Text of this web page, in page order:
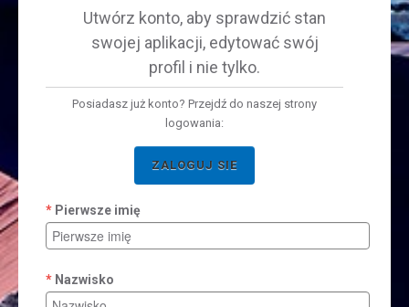
Utwórz konto, aby sprawdzić stan
swojej aplikacji, edytować swój
profil i nie tylko.
Posiadasz już konto? Przejdź do naszej strony
logowania:
ZALOGUJ SIE
Pierwsze imię
Nazwisko